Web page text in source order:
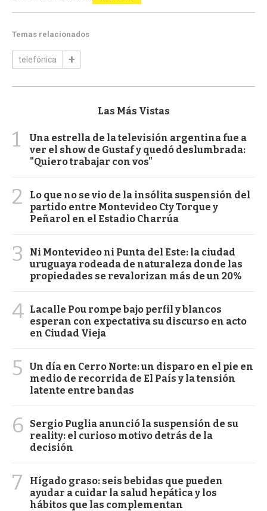
Temas relacionados
telefónica
Las Más Vistas
1
Una estrella de la televisión argentina fue a
ver el show de Gustaf y quedó deslumbrada:
"Quiero trabajar con vos"
2
Lo que no se vio de la insólita suspensión del
partido entre Montevideo Cty Torque y
Peñarol en el Estadio Charrúa
3
Ni Montevideo ni Punta del Este: la ciudad
uruguaya rodeada de naturaleza donde las
propiedades se revalorizan más de un 20%
4 Lacalle Pou rompe bajo perfil y blancos
esperan con expectativa su discurso en acto
en Ciudad Vieja
5
Un día en Cerro Norte: un disparo en el pie en
medio de recorrida de El País y la tensión
latente entre bandas
6
Sergio Puglia anunció la suspensión de su
reality: el curioso motivo detrás de la
decisión
7
Hígado graso: seis bebidas que pueden
ayudar a cuidar la salud hepática y los
hábitos que las complementan